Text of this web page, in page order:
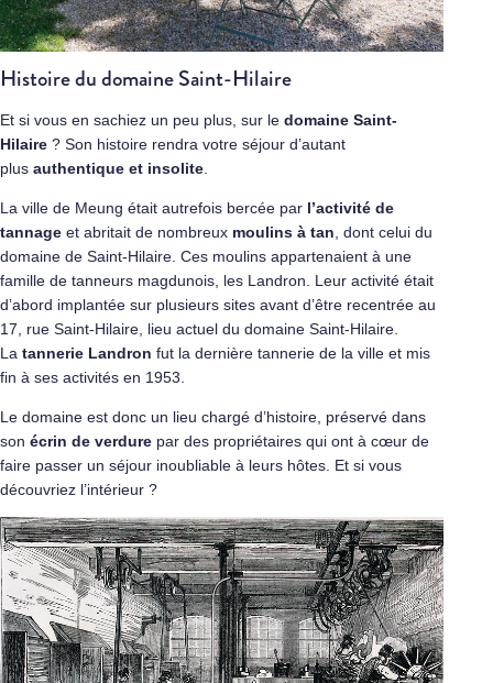
Histoire du domaine Saint-Hilaire
Et si vous en sachiez un peu plus, sur le domaine Saint-
Hilaire ? Son histoire rendra votre séjour d’autant
plus authentique et insolite
La ville de Meung était autrefois bercée par l’activité de
tannage et abritait de nombreux moulins à tan , dont celui du
domaine de Saint-Hilaire. Ces moulins appartenaient à une
famille de tanneurs magdunois, les Landron. Leur activité était
d’abord implantée sur plusieurs sites avant d’être recentrée au
17, rue Saint-Hilaire, lieu actuel du domaine Saint-Hilaire.
La tannerie Landron fut la dernière tannerie de la ville et mis
fin à ses activités en 1953.
Le domaine est donc un lieu chargé d’histoire, préservé dans
son écrin de verdure par des propriétaires qui ont à cœur de
faire passer un séjour inoubliable à leurs hôtes. Et si vous
découvriez l’intérieur ?